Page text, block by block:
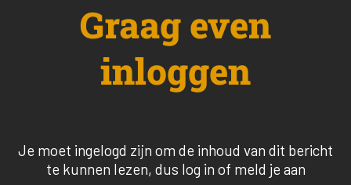
Graag even
inloggen
Je moet ingelogd zijn om de inhoud van dit bericht
te kunnen lezen, dus log in of meld je aan